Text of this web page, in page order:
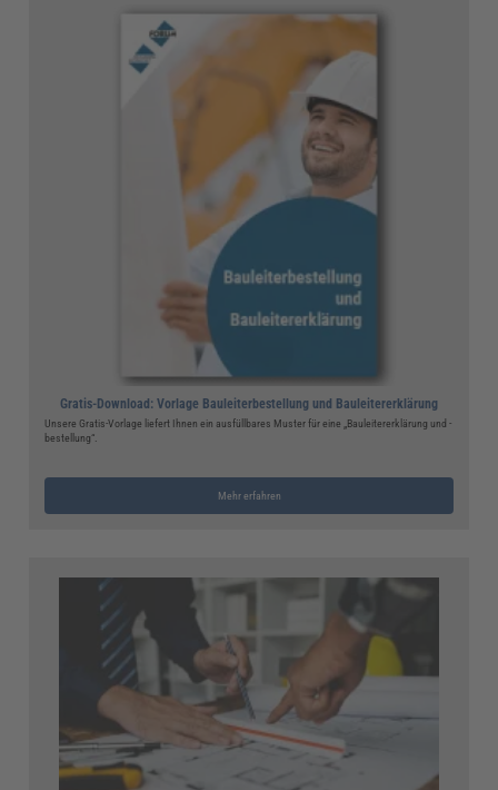
Gratis-Download: Vorlage Bauleiterbestellung und Bauleitererklärung
Unsere Gratis-Vorlage liefert Ihnen ein ausfüllbares Muster für eine „Bauleitererklärung und -
bestellung“.
Mehr erfahren